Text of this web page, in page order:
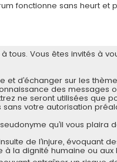
fonctionne sans heurt et
tous. Vous êtes invités à
d’échanger sur les
des messages
ne seront utilisées que
votre autorisation
qu’il vous plaira
de l’injure, évoquant
à la dignité humaine ou